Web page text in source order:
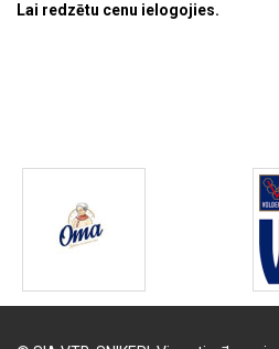
Lai redzētu cenu ielogojies.